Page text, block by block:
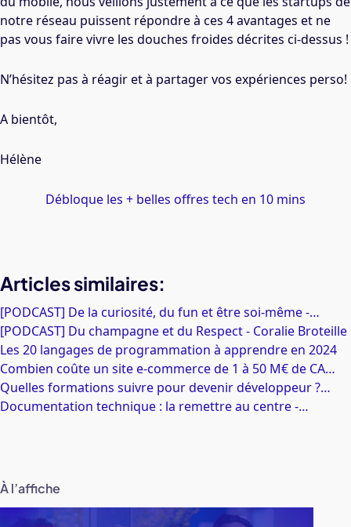
notre réseau puissent répondre à ces 4 avantages et ne
pas vous faire vivre les douches froides décrites ci-dessus !
N’hésitez pas à réagir et à partager vos expériences perso!
A bientôt,
Hélène
Débloque les + belles offres tech en 10 mins
Articles similaires:
[PODCAST] De la curiosité, du fun et être soi-même -…
[PODCAST] Du champagne et du Respect - Coralie Broteille
Les 20 langages de programmation à apprendre en 2024
Combien coûte un site e-commerce de 1 à 50 M€ de CA…
Quelles formations suivre pour devenir développeur ?…
Documentation technique : la remettre au centre -…
À l’affiche